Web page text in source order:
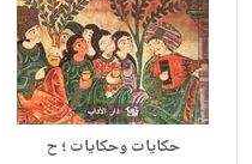
حكايات وحكايات ؛ ح